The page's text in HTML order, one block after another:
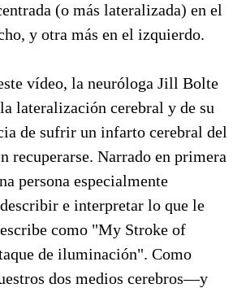
(o más lateralizada) en el
y otra más en el izquierdo.
vídeo, la neuróloga Jill Bolte
lateralización cerebral y de su
de sufrir un infarto cerebral del
recuperarse. Narrado en primera
persona especialmente
e interpretar lo que le
como "My Stroke of
de iluminación". Como
dos medios cerebros—y